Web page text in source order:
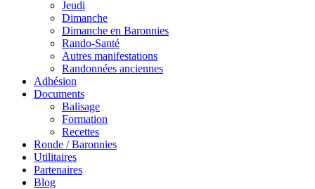
Jeudi
Dimanche
Dimanche en Baronnies
Rando-Santé
Autres manifestations
Randonnées anciennes
Adhésion
Documents
Balisage
Formation
Recettes
Ronde / Baronnies
Utilitaires
Partenaires
Blog